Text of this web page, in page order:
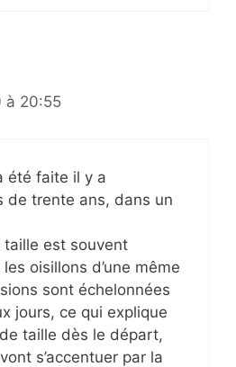
à 20:55
été faite il y a
de trente ans, dans un
est souvent
oisillons d’une même
sont échelonnées
jours, ce qui explique
taille dès le départ,
s’accentuer par la